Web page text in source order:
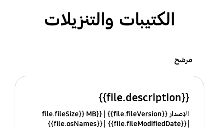
الكتيبات والتنزيلات
مرشح
{{file.description}}
الإصدار {{file.fileVersion}}
{{file.fileSize}} MB
{{file.fileModifiedDate}}
{{file.osNames}}